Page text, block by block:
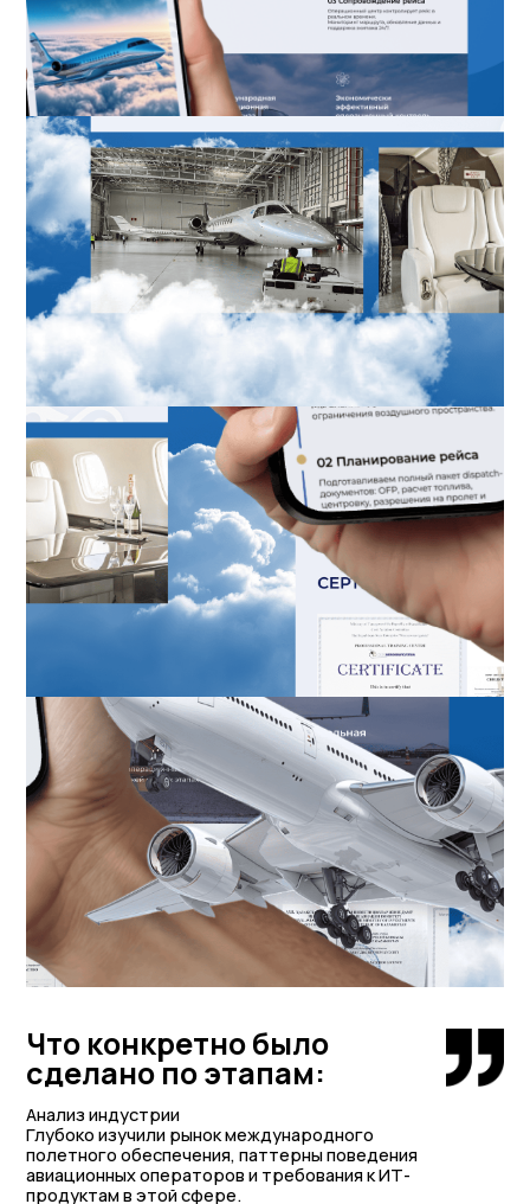
Что конкретно было
сделано по этапам:
Анализ индустрии
Глубоко изучили рынок международного
полетного обеспечения, паттерны поведения
авиационных операторов и требования к ИТ-
продуктам в этой сфере.